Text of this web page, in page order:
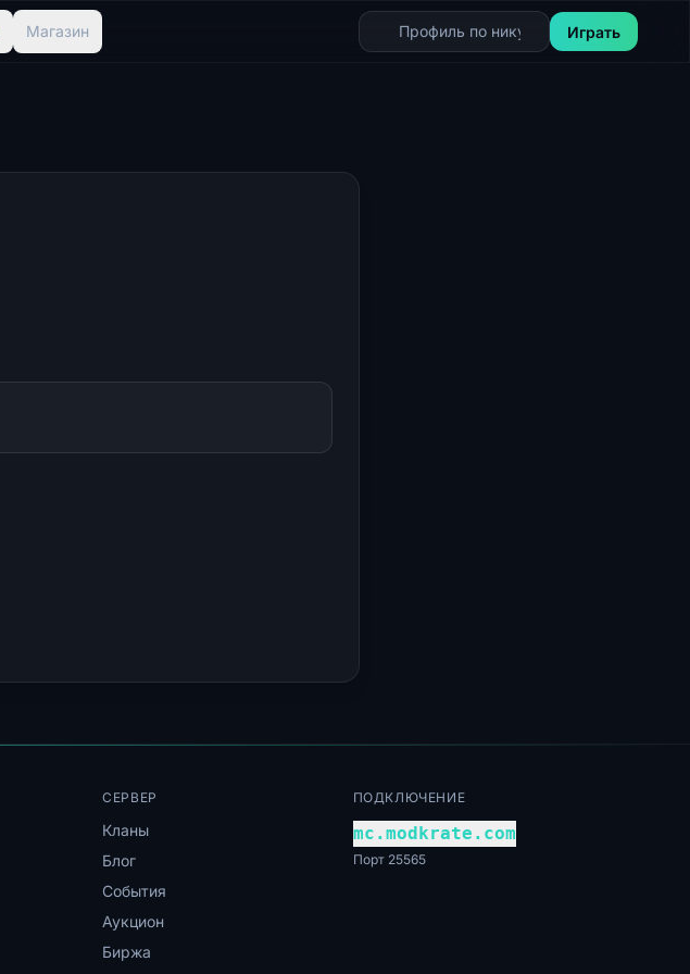
Магазин Играть
СЕРВЕР
Кланы
Блог
События
Аукцион
Биржа
ПОДКЛЮЧЕНИЕ
mc.modkrate.com
Порт 25565